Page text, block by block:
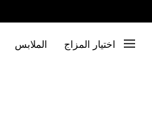
اختيار المزاج الملابس